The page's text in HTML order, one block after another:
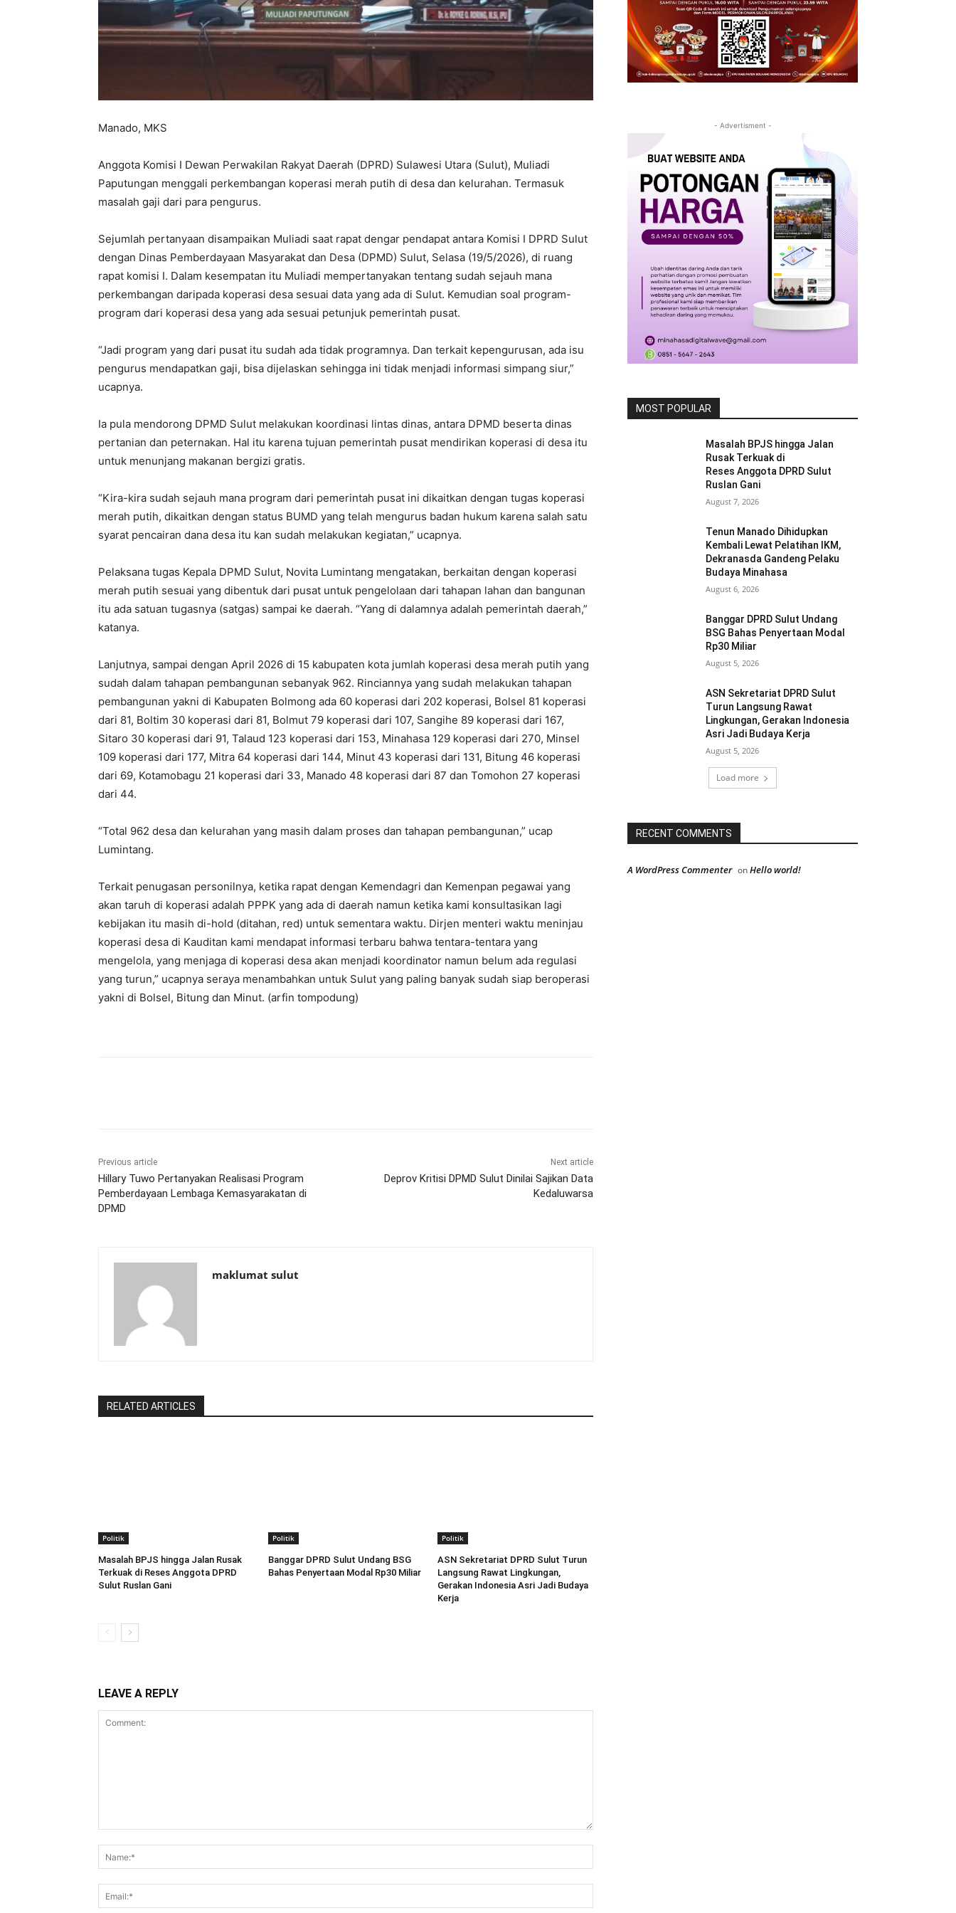
Manado, MKS
Anggota Komisi I Dewan Perwakilan Rakyat Daerah (DPRD) Sulawesi Utara (Sulut), Muliadi
Paputungan menggali perkembangan koperasi merah putih di desa dan kelurahan. Termasuk
masalah gaji dari para pengurus.
Sejumlah pertanyaan disampaikan Muliadi saat rapat dengar pendapat antara Komisi I DPRD Sulut
dengan Dinas Pemberdayaan Masyarakat dan Desa (DPMD) Sulut, Selasa (19/5/2026), di ruang
rapat komisi I. Dalam kesempatan itu Muliadi mempertanyakan tentang sudah sejauh mana
perkembangan daripada koperasi desa sesuai data yang ada di Sulut. Kemudian soal program-
program dari koperasi desa yang ada sesuai petunjuk pemerintah pusat.
“Jadi program yang dari pusat itu sudah ada tidak programnya. Dan terkait kepengurusan, ada isu
pengurus mendapatkan gaji, bisa dijelaskan sehingga ini tidak menjadi informasi simpang siur,”
ucapnya.
Ia pula mendorong DPMD Sulut melakukan koordinasi lintas dinas, antara DPMD beserta dinas
pertanian dan peternakan. Hal itu karena tujuan pemerintah pusat mendirikan koperasi di desa itu
untuk menunjang makanan bergizi gratis.
“Kira-kira sudah sejauh mana program dari pemerintah pusat ini dikaitkan dengan tugas koperasi
merah putih, dikaitkan dengan status BUMD yang telah mengurus badan hukum karena salah satu
syarat pencairan dana desa itu kan sudah melakukan kegiatan,” ucapnya.
Pelaksana tugas Kepala DPMD Sulut, Novita Lumintang mengatakan, berkaitan dengan koperasi
merah putih sesuai yang dibentuk dari pusat untuk pengelolaan dari tahapan lahan dan bangunan
itu ada satuan tugasnya (satgas) sampai ke daerah. “Yang di dalamnya adalah pemerintah daerah,”
katanya.
Lanjutnya, sampai dengan April 2026 di 15 kabupaten kota jumlah koperasi desa merah putih yang
sudah dalam tahapan pembangunan sebanyak 962. Rinciannya yang sudah melakukan tahapan
pembangunan yakni di Kabupaten Bolmong ada 60 koperasi dari 202 koperasi, Bolsel 81 koperasi
dari 81, Boltim 30 koperasi dari 81, Bolmut 79 koperasi dari 107, Sangihe 89 koperasi dari 167,
Sitaro 30 koperasi dari 91, Talaud 123 koperasi dari 153, Minahasa 129 koperasi dari 270, Minsel
109 koperasi dari 177, Mitra 64 koperasi dari 144, Minut 43 koperasi dari 131, Bitung 46 koperasi
dari 69, Kotamobagu 21 koperasi dari 33, Manado 48 koperasi dari 87 dan Tomohon 27 koperasi
dari 44.
“Total 962 desa dan kelurahan yang masih dalam proses dan tahapan pembangunan,” ucap
Lumintang.
Terkait penugasan personilnya, ketika rapat dengan Kemendagri dan Kemenpan pegawai yang
akan taruh di koperasi adalah PPPK yang ada di daerah namun ketika kami konsultasikan lagi
kebijakan itu masih di-hold (ditahan, red) untuk sementara waktu. Dirjen menteri waktu meninjau
koperasi desa di Kauditan kami mendapat informasi terbaru bahwa tentara-tentara yang
mengelola, yang menjaga di koperasi desa akan menjadi koordinator namun belum ada regulasi
yang turun,” ucapnya seraya menambahkan untuk Sulut yang paling banyak sudah siap beroperasi
yakni di Bolsel, Bitung dan Minut. (arfin tompodung)
Previous article
Hillary Tuwo Pertanyakan Realisasi Program
Pemberdayaan Lembaga Kemasyarakatan di
DPMD
Next article
Deprov Kritisi DPMD Sulut Dinilai Sajikan Data
Kedaluwarsa
maklumat sulut
RELATED ARTICLES
Politik
Masalah BPJS hingga Jalan Rusak
Terkuak di Reses Anggota DPRD
Sulut Ruslan Gani
Politik
Banggar DPRD Sulut Undang BSG
Bahas Penyertaan Modal Rp30 Miliar
Politik
ASN Sekretariat DPRD Sulut Turun
Langsung Rawat Lingkungan,
Gerakan Indonesia Asri Jadi Budaya
Kerja
LEAVE A REPLY
- Advertisment -
MOST POPULAR
Masalah BPJS hingga Jalan
Rusak Terkuak di
Reses Anggota DPRD Sulut
Ruslan Gani
August 7, 2026
Tenun Manado Dihidupkan
Kembali Lewat Pelatihan IKM,
Dekranasda Gandeng Pelaku
Budaya Minahasa
August 6, 2026
Banggar DPRD Sulut Undang
BSG Bahas Penyertaan Modal
Rp30 Miliar
August 5, 2026
ASN Sekretariat DPRD Sulut
Turun Langsung Rawat
Lingkungan, Gerakan Indonesia
Asri Jadi Budaya Kerja
August 5, 2026
Load more
RECENT COMMENTS
A WordPress Commenter onHello world!